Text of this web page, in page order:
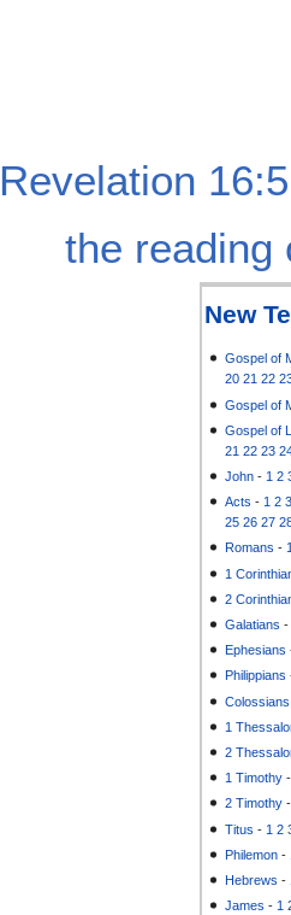
Revelation
the reading
New
Gospel of
20 21 22
Gospel of
Gospel of
21 22 23
John - 1 2
Acts - 1 2
25 26 27
Romans -
1
2
Galatians
Ephesians
Philippians
Colossians
1
2
1 Timothy
2 Timothy
Titus - 1 2
Philemon -
Hebrews -
James - 1